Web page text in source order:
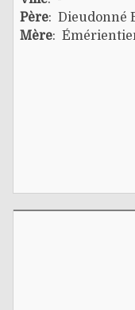
Père: Dieudonné
Mère: